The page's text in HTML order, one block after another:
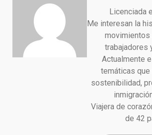
Licenciada
Me interesan la
trabajadores
Actualmente
temáticas
sostenibilidad,
Viajera de
de 42